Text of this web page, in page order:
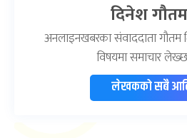
दिनेश गौतम
अनलाइनखबरका संवाददाता गौतम
विषयमा समाचार
लेखकको सबै